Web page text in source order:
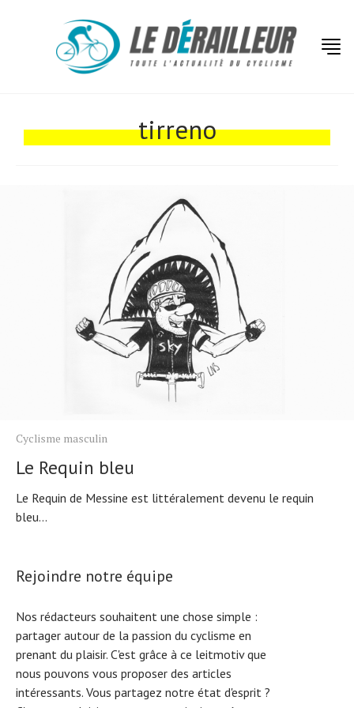
tirreno
Cyclisme masculin
Le Requin bleu
Le Requin de Messine est littéralement devenu le requin
bleu...
Rejoindre notre équipe
Nos rédacteurs souhaitent une chose simple :
partager autour de la passion du cyclisme en
prenant du plaisir. C'est grâce à ce leitmotiv que
nous pouvons vous proposer des articles
intéressants. Vous partagez notre état d'esprit ?
Actualités
Tests de produits